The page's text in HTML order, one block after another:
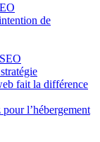
de
fait la différence
l’hébergement